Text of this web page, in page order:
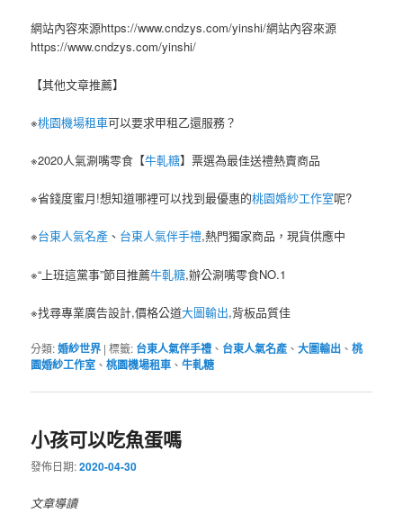
網站內容來源https://www.cndzys.com/yinshi/網站內容來源
https://www.cndzys.com/yinshi/
【其他文章推薦】
※桃園機場租車可以要求甲租乙還服務？
※2020人氣涮嘴零食【牛軋糖】票選為最佳送禮熱賣商品
※省錢度蜜月!想知道哪裡可以找到最優惠的桃園婚紗工作室呢?
※台東人氣名產 、 台東人氣伴手禮,熱門獨家商品，現貨供應中
※“上班這黨事”節目推薦牛軋糖,辦公涮嘴零食NO.1
※找尋專業廣告設計,價格公道大圖輸出,背板品質佳
分類:婚紗世界 |標籤: 台東人氣伴手禮 、 台東人氣名產 、大圖輸出 、桃
園婚紗工作室 、桃園機場租車 、牛軋糖
小孩可以吃魚蛋嗎
發佈日期:2020-04-30
文章導讀